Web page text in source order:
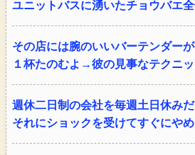
ユニットバスに湧いたチョウバエ
その店には腕のいいバーテンダー
１杯たのむよ→彼の見事なテクニ
週休二日制の会社を毎週土日休み
それにショックを受けてすぐにや